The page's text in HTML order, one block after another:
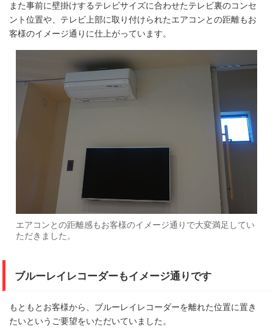
また事前に壁掛けするテレビサイズに合わせたテレビ裏のコンセ
ント位置や、テレビ上部に取り付けられたエアコンとの距離もお
客様のイメージ通りに仕上がっています。
エアコンとの距離感もお客様のイメージ通りで大変満足してい
ただきました。
ブルーレイレコーダーもイメージ通りです
もともとお客様から、ブルーレイレコーダーを離れた位置に置き
たいというご要望をいただいていました。